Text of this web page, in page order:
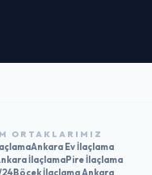
ORTAKLARIMIZ
Ankara Ev İlaçlama
İlaçlamaPire İlaçlama
24Böcek İlaçlama Ankara